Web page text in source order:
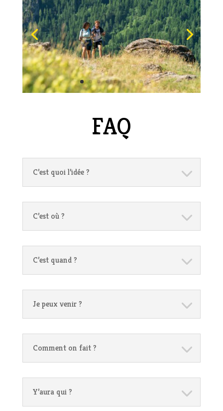
FAQ
C’est quoi l’idée ?
C’est où ?
C’est quand ?
Je peux venir ?
Comment on fait ?
Y’aura qui ?